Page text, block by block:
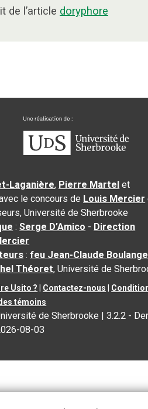
de l’article doryphore
Laganière, Pierre Martel et
le concours de Louis Mercier
Université de Sherbrooke
:Serge D’Amico - Direction
:feu Jean-Claude
Théoret, Université de
Usito ? Contactez-nous
témoins
de Sherbrooke |3.2.2 -
08-03